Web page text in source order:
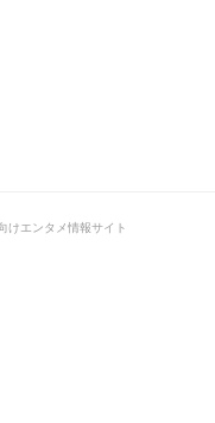
けエンタメ情報サイト